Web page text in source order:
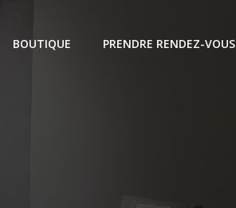
BOUTIQUE PRENDRE RENDEZ-VOUS